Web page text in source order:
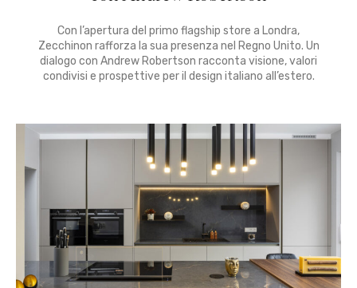
Con l’apertura del primo flagship store a Londra,
Zecchinon rafforza la sua presenza nel Regno Unito. Un
dialogo con Andrew Robertson racconta visione, valori
condivisi e prospettive per il design italiano all’estero.